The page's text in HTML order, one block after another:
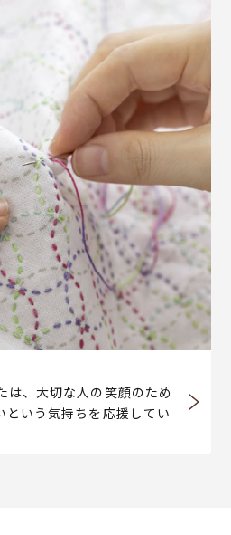
は、大切な人の笑顔のため
という気持ちを応援してい